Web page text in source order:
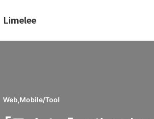
Limelee
Web,Mobile/Tool